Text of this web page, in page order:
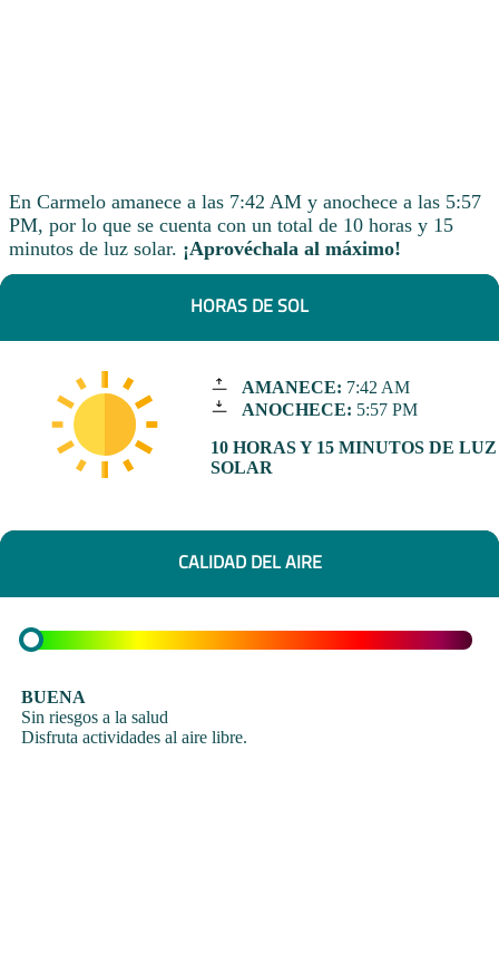
En Carmelo amanece a las 7:42 AM y anochece a las 5:57
PM, por lo que se cuenta con un total de 10 horas y 15
minutos de luz solar. ¡Aprovéchala al máximo!
HORAS DE SOL
AMANECE: 7:42 AM
ANOCHECE: 5:57 PM
10 HORAS Y 15 MINUTOS DE LUZ
SOLAR
CALIDAD DEL AIRE
BUENA
Sin riesgos a la salud
Disfruta actividades al aire libre.